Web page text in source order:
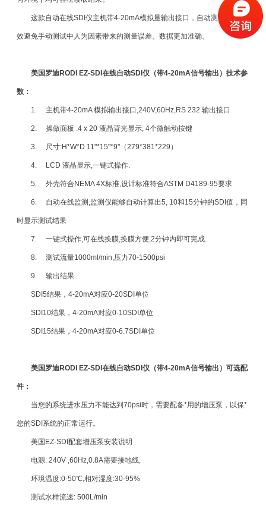
这款自动在线SDI仪主机带4-20mA模拟量输出接口，自动测试可以有
效避免手动测试中人为因素带来的测量误差。数据更加准确。
美国罗迪RODI EZ-SDI在线自动SDI仪（带4-20mA信号输出）技术参
数：
1. 主机带4-20mA 模拟输出接口,240V,60Hz,RS 232 输出接口
2. 操做面板 :4 x 20 液晶背光显示; 4个微触动按键
3. 尺寸:H*W*D 11"*15"*9"（279*381*229）
4. LCD 液晶显示,一键式操作.
5. 外壳符合NEMA 4X标准,设计标准符合ASTM D4189-95要求
6. 自动在线监测,监测仪能够自动计算出5, 10和15分钟的SDI值，同
时显示测试结果
7. 一键式操作,可在线换膜,换膜方便,2分钟内即可完成.
8. 测试流量1000ml/min,压力70-1500psi
9. 输出结果
SDI5结果，4-20mA对应0-20SDI单位
SDI10结果，4-20mA对应0-10SDI单位
SDI15结果，4-20mA对应0-6.7SDI单位
美国罗迪RODI EZ-SDI在线自动SDI仪（带4-20mA信号输出）可选配
件：
当您的系统进水压力不能达到70psi时，需要配备*用的增压泵，以保*
您的SDI系统的正常运行。
美国EZ-SDI配套增压泵安装说明
电源: 240V ,60Hz,0.8A需要接地线,
环境温度:0-50℃,相对湿度:30-95%
测试水样流速: 500L/min